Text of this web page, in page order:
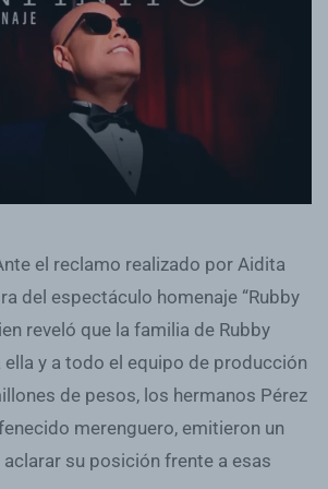
el reclamo realizado por Aidita
del espectáculo homenaje “Rubby
reveló que la familia de Rubby
ella y a todo el equipo de producción
de pesos, los hermanos Pérez
merenguero, emitieron un
su posición frente a esas